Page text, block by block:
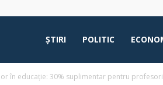
ŞTIRI POLITIC
în educație: 30% suplimentar pentru profesori